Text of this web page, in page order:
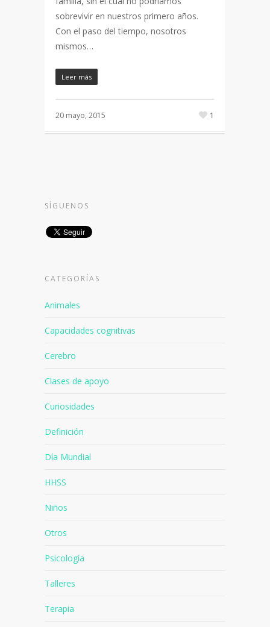
sobrevivir en nuestros primero años.
Con el paso del tiempo, nosotros
mismos…
Leer más
20 mayo, 2015 1
SÍGUENOS
CATEGORÍAS
Animales
Capacidades cognitivas
Cerebro
Clases de apoyo
Curiosidades
Definición
Día Mundial
HHSS
Niños
Otros
Psicología
Talleres
Terapia